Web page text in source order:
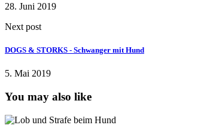
28. Juni 2019
Next post
DOGS & STORKS - Schwanger mit Hund
5. Mai 2019
You may also like